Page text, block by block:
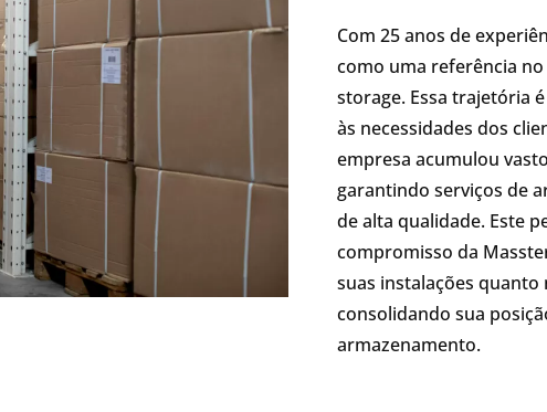
Com 25 anos de
como uma referência
storage. Essa trajetória
às necessidades dos
empresa acumulou
garantindo serviços de
de alta qualidade. Este
compromisso da
suas instalações
consolidando sua
armazenamento.